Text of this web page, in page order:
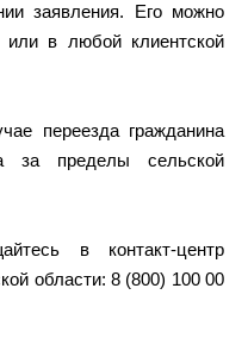
заявления. Его можно
или в любой клиентской
переезда гражданина
за пределы сельской
в контакт-центр
области: 8 (800) 100 00